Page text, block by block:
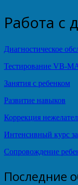
Работа с
Диагностическое
Тестирование VB-
Занятия с ребенком
Развитие навыков
Коррекция
Интенсивный курс
Сопровождение
Последние